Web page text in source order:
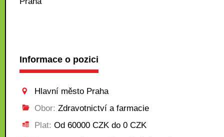
Informace o pozici
Hlavní město Praha
Obor: Zdravotnictví a farmacie
Plat: Od 60000 CZK do 0 CZK